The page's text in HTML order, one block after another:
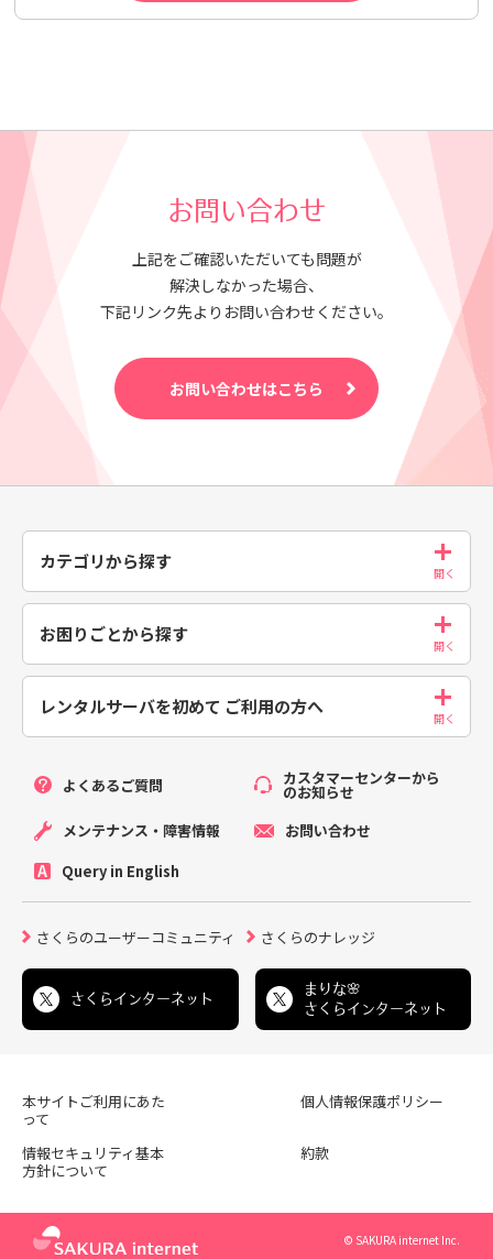
お問い合わせ
上記をご確認いただいても問題が
解決しなかった場合、
下記リンク先よりお問い合わせください。
お問い合わせはこちら
カテゴリから探す
お困りごとから探す
レンタルサーバを初めて ご利用の方へ
よくあるご質問 カスタマーセンターから
のお知らせ
メンテナンス・障害情報
お問い合わせ
Query in English
さくらのユーザーコミュニティ さくらのナレッジ
さくらインターネット
まりな🌸
さくらインターネット
本サイトご利用にあた
って
個人情報保護ポリシー
情報セキュリティ基本
方針について
約款
© SAKURA internet Inc.